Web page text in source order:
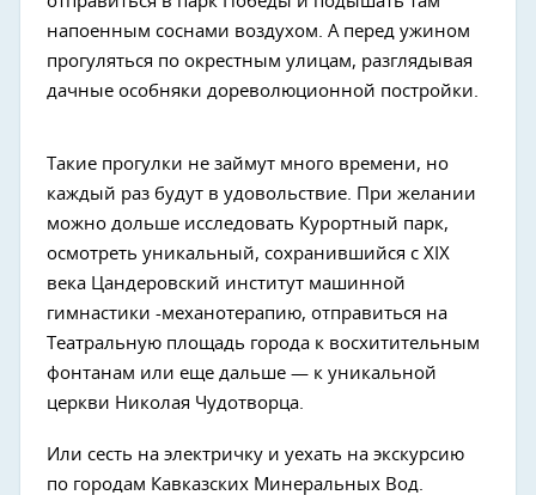
напоенным соснами воздухом. А перед ужином
прогуляться по окрестным улицам, разглядывая
дачные особняки дореволюционной постройки.
Такие прогулки не займут много времени, но
каждый раз будут в удовольствие. При желании
можно дольше исследовать Курортный парк,
осмотреть уникальный, сохранившийся с XIX
века Цандеровский институт машинной
гимнастики -механотерапию, отправиться на
Театральную площадь города к восхитительным
фонтанам или еще дальше — к уникальной
церкви Николая Чудотворца.
Или сесть на электричку и уехать на экскурсию
по городам Кавказских Минеральных Вод.